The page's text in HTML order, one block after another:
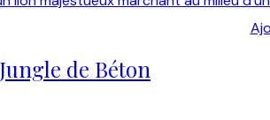
de Béton